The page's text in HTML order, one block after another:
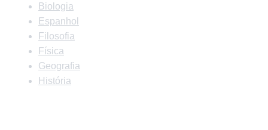
Biologia
Espanhol
Filosofia
Física
Geografia
História